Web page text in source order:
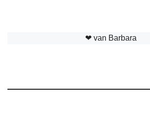
❤︎ van Barbara